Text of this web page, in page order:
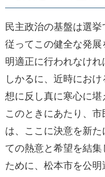
民主政治の基盤は選挙
従ってこの健全な発
明適正に行われなけれ
しかるに、近時にお
想に反し真に寒心に堪
このときにあたり、
は、ここに決意を新
ての熱意と希望を結
ために、松本市を公